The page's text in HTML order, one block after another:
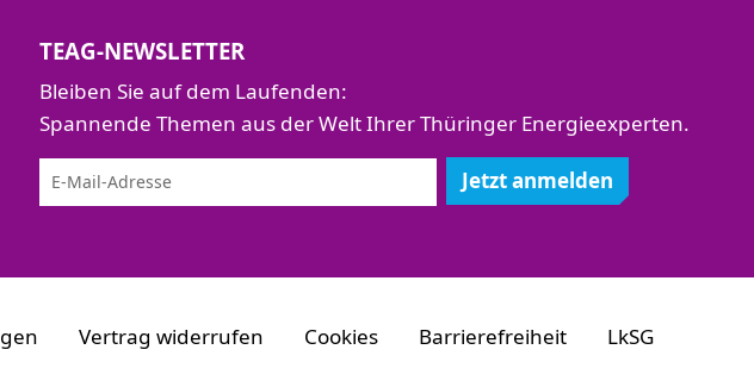
TEAG-NEWSLETTER
Bleiben Sie auf dem Laufenden:
Spannende Themen aus der Welt Ihrer Thüringer Energieexperten.
Jetzt anmelden
Vertrag widerrufen Cookies Barrierefreiheit LkSG